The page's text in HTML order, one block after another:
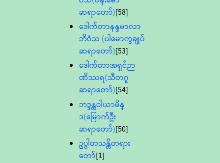
ဆရာတော်)[58]
ဒေါက်တာနန္ဒမာလာ
ဘိဝံသ (ပါမောက္ခချုပ်
ဆရာတော်)[53]
ဒေါက်တာအရှင်ဉာ
ဏိဿရ(သီတဂူ
ဆရာတော်)[54]
ဘဒ္ဒန္တဝါယာမိန္
ဒ(မြောက်ဦး
ဆရာတော်)[50]
ဥပ္ပါတသန္တိတရား
တော်[1]